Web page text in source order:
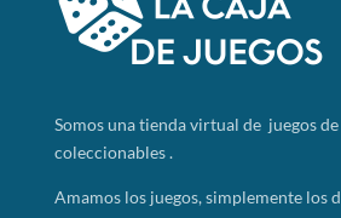
Somosuna tienda virtual de juegos de
coleccionables .
Amamos los juegos, simplemente los